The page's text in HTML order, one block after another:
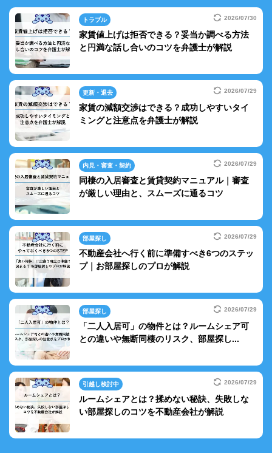
トラブル 2026/07/30
家賃値上げは拒否できる？妥当か調べる方法
と円満な話し合いのコツを弁護士が解説
更新・退去 2026/07/29
家賃の減額交渉はできる？成功しやすいタイ
ミングと注意点を弁護士が解説
内見・審査・契約 2026/07/29
同棲の入居審査と賃貸契約マニュアル｜審査
が厳しい理由と、スムーズに通るコツ
部屋探し 2026/07/29
不動産会社へ行く前に準備すべき6つのステッ
プ｜お部屋探しのプロが解説
部屋探し 2026/07/29
「二人入居可」の物件とは？ルームシェア可
との違いや無断同棲のリスク、部屋探し...
引越し検討中 2026/07/29
ルームシェアとは？揉めない秘訣、失敗しな
い部屋探しのコツを不動産会社が解説